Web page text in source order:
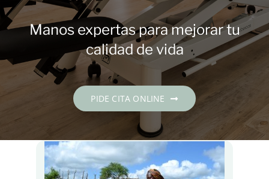
Contacto
Español
Manos expertas para mejorar tu
calidad de vida
PIDE CITA ONLINE